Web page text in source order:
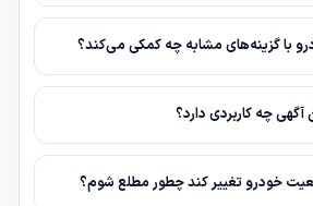
با گزینه‌های مشابه چه کمکی می‌کند؟
آگهی چه کاربردی دارد؟
خودرو تغییر کند چطور مطلع شوم؟